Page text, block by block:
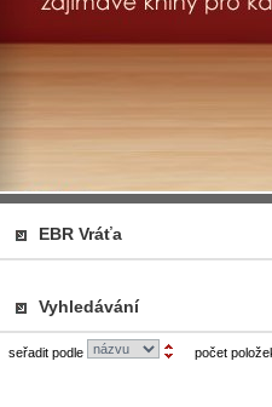
EBR Vráťa
Vyhledávání
seřadit podle počet